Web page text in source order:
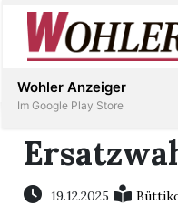
Immobilien
Inserieren
19.12.2025
Wohler Anzeiger
Im Google Play Store